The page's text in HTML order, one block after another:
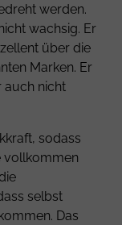
werden.
wachsig. Er
über die
Marken. Er
auch nicht
sodass
vollkommen
selbst
Das